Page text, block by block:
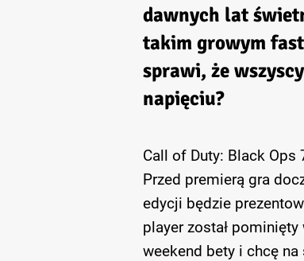
dawnych lat
takim growym
sprawi, że
napięciu?
Call of Duty: Black
Przed premierą gra
edycji będzie
player został
weekend bety i chcę